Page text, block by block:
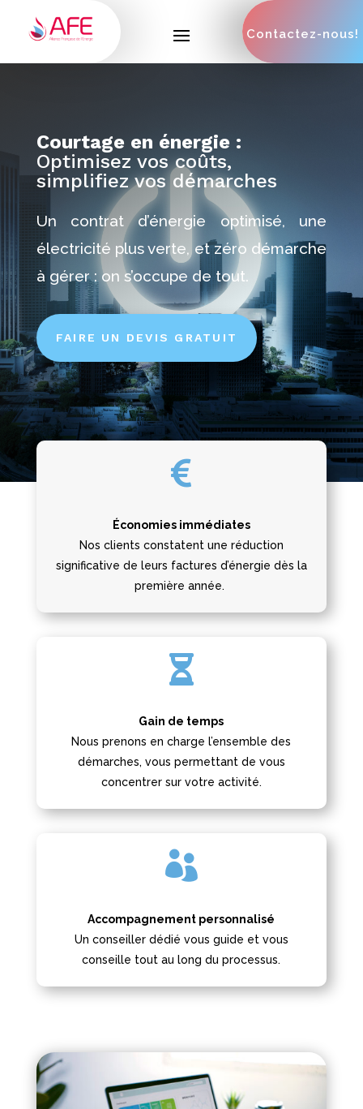
Contactez-nous!
Courtage en énergie :
Optimisez vos coûts,
simplifiez vos démarches
Un contrat d’énergie optimisé, une
électricité plus verte, et zéro démarche
à gérer : on s’occupe de tout.
FAIRE UN DEVIS GRATUIT

Économies immédiates
Nos clients constatent une réduction
significative de leurs factures d’énergie dès la
première année.

Gain de temps
Nous prenons en charge l’ensemble des
démarches, vous permettant de vous
concentrer sur votre activité.

Accompagnement personnalisé
Un conseiller dédié vous guide et vous
conseille tout au long du processus.